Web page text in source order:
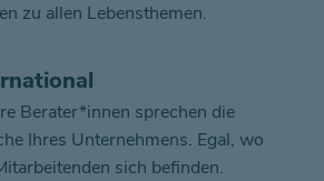
zu allen Lebensthemen.
Berater*innen sprechen die
Ihres Unternehmens. Egal, wo
sich befinden.